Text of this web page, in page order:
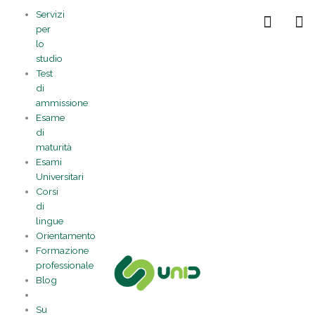
contenuto
Servizi
per
lo
studio
Test
di
ammissione
Esame
di
maturità
Esami
Universitari
Corsi
di
lingue
Orientamento
Formazione
professionale
Blog
Su